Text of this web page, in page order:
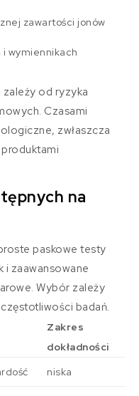
zawartości jonów
i wymiennikach
od ryzyka
Czasami
zwłaszcza
na
paskowe testy
i zaawansowane
Wybór zależy
badań.
Zakres
dokładności
niska